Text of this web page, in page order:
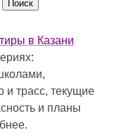
в Казани
и трасс, текущие
и планы